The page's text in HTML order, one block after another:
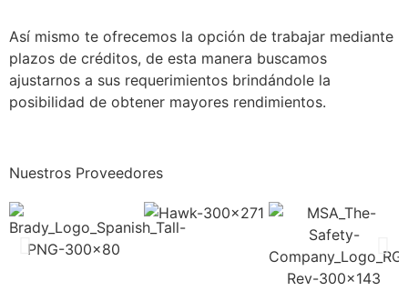
Así mismo te ofrecemos la opción de trabajar mediante
plazos de créditos, de esta manera buscamos
ajustarnos a sus requerimientos brindándole la
posibilidad de obtener mayores rendimientos.
Nuestros Proveedores